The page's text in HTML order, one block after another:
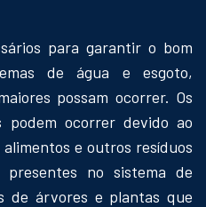
para garantir o bom
de água e esgoto,
possam ocorrer. Os
podem ocorrer devido ao
e outros resíduos
no sistema de
de árvores e plantas que